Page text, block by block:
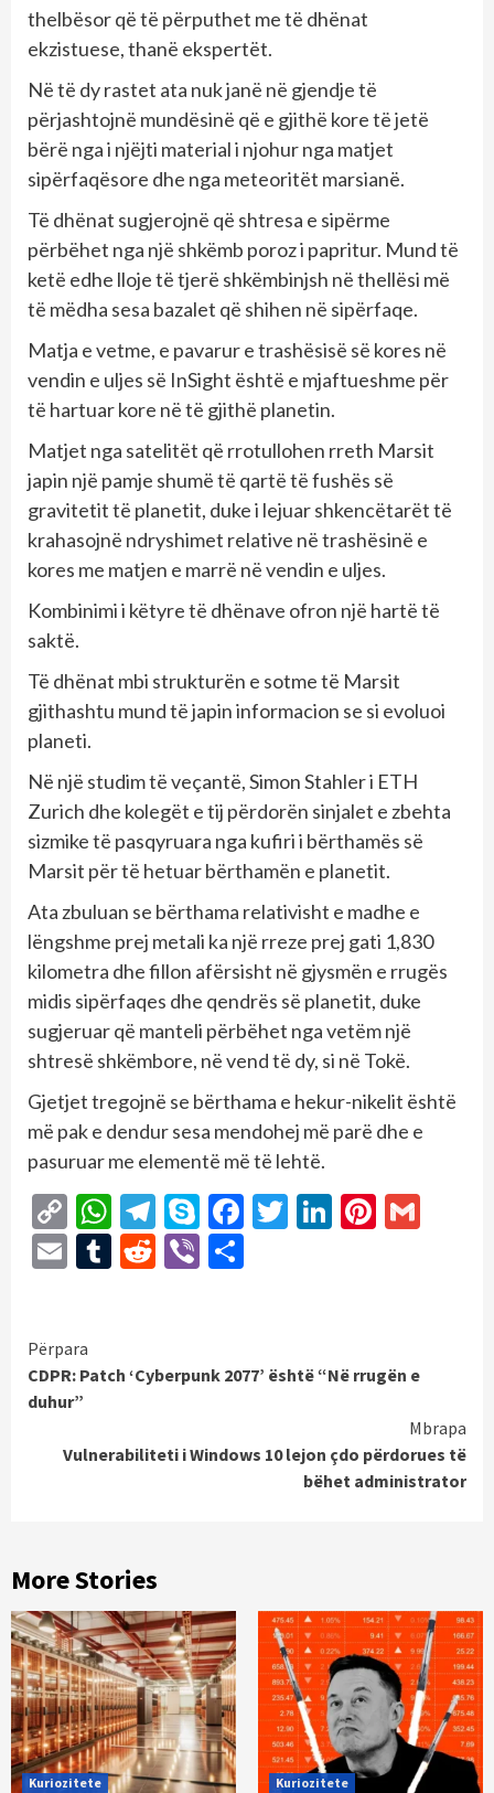
thelbësor që të përputhet me të dhënat
ekzistuese, thanë ekspertët.
Në të dy rastet ata nuk janë në gjendje të
përjashtojnë mundësinë që e gjithë kore të jetë
bërë nga i njëjti material i njohur nga matjet
sipërfaqësore dhe nga meteoritët marsianë.
Të dhënat sugjerojnë që shtresa e sipërme
përbëhet nga një shkëmb poroz i papritur. Mund të
ketë edhe lloje të tjerë shkëmbinjsh në thellësi më
të mëdha sesa bazalet që shihen në sipërfaqe.
Matja e vetme, e pavarur e trashësisë së kores në
vendin e uljes së InSight është e mjaftueshme për
të hartuar kore në të gjithë planetin.
Matjet nga satelitët që rrotullohen rreth Marsit
japin një pamje shumë të qartë të fushës së
gravitetit të planetit, duke i lejuar shkencëtarët të
krahasojnë ndryshimet relative në trashësinë e
kores me matjen e marrë në vendin e uljes.
Kombinimi i këtyre të dhënave ofron një hartë të
saktë.
Të dhënat mbi strukturën e sotme të Marsit
gjithashtu mund të japin informacion se si evoluoi
planeti.
Në një studim të veçantë, Simon Stahler i ETH
Zurich dhe kolegët e tij përdorën sinjalet e zbehta
sizmike të pasqyruara nga kufiri i bërthamës së
Marsit për të hetuar bërthamën e planetit.
Ata zbuluan se bërthama relativisht e madhe e
lëngshme prej metali ka një rreze prej gati 1,830
kilometra dhe fillon afërsisht në gjysmën e rrugës
midis sipërfaqes dhe qendrës së planetit, duke
sugjeruar që manteli përbëhet nga vetëm një
shtresë shkëmbore, në vend të dy, si në Tokë.
Gjetjet tregojnë se bërthama e hekur-nikelit është
më pak e dendur sesa mendohej më parë dhe e
pasuruar me elementë më të lehtë.
Copy
Link
WhatsApp
Telegram
SkypeFacebook
Twitter
LinkedIn
EmailTumblr
Reddit
Viber
Continue
Reading
Përpara
CDPR: Patch ‘Cyberpunk 2077’ është “Në rrugën e
duhur”
Mbrapa
Vulnerabiliteti i Windows 10 lejon çdo përdorues të
bëhet administrator
More Stories
Kuriozitete Kuriozitete